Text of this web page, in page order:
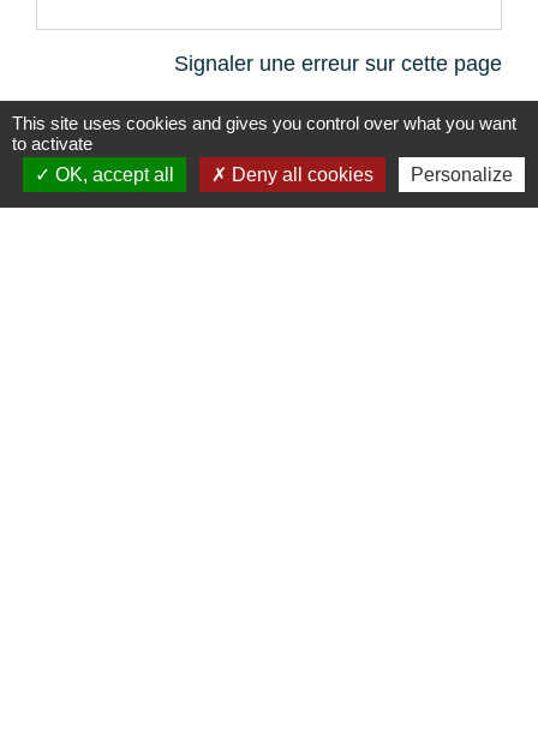
Signaler une erreur sur cette page
Contacts
This site uses cookies and gives you control over what you want
to activate
OK, accept all
Deny all cookies Personalize